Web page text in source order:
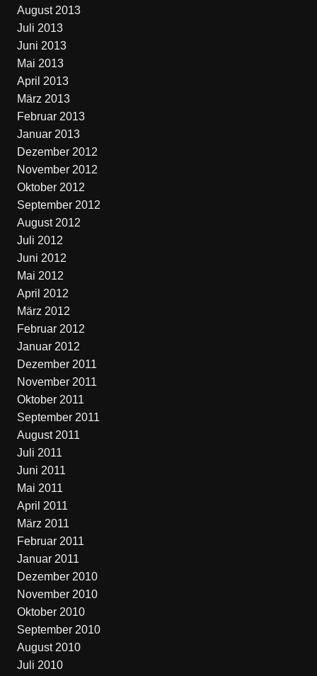
August 2013
Juli 2013
Juni 2013
Mai 2013
April 2013
März 2013
Februar 2013
Januar 2013
Dezember 2012
November 2012
Oktober 2012
September 2012
August 2012
Juli 2012
Juni 2012
Mai 2012
April 2012
März 2012
Februar 2012
Januar 2012
Dezember 2011
November 2011
Oktober 2011
September 2011
August 2011
Juli 2011
Juni 2011
Mai 2011
April 2011
März 2011
Februar 2011
Januar 2011
Dezember 2010
November 2010
Oktober 2010
September 2010
August 2010
Juli 2010